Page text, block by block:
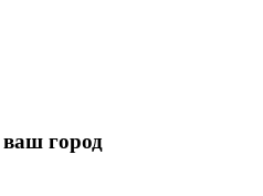
город